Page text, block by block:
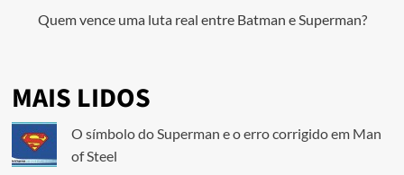
Quem vence uma luta real entre Batman e Superman?
MAIS LIDOS
O símbolo do Superman e o erro corrigido em Man
of Steel